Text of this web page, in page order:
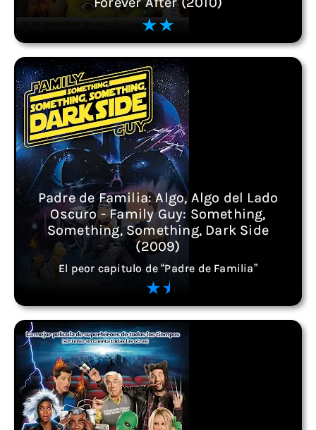
Padre de Familia: Algo, Algo del Lado
Oscuro - Family Guy: Something,
Something, Something, Dark Side
(2009)
El peor capitulo de “Padre de Familia”